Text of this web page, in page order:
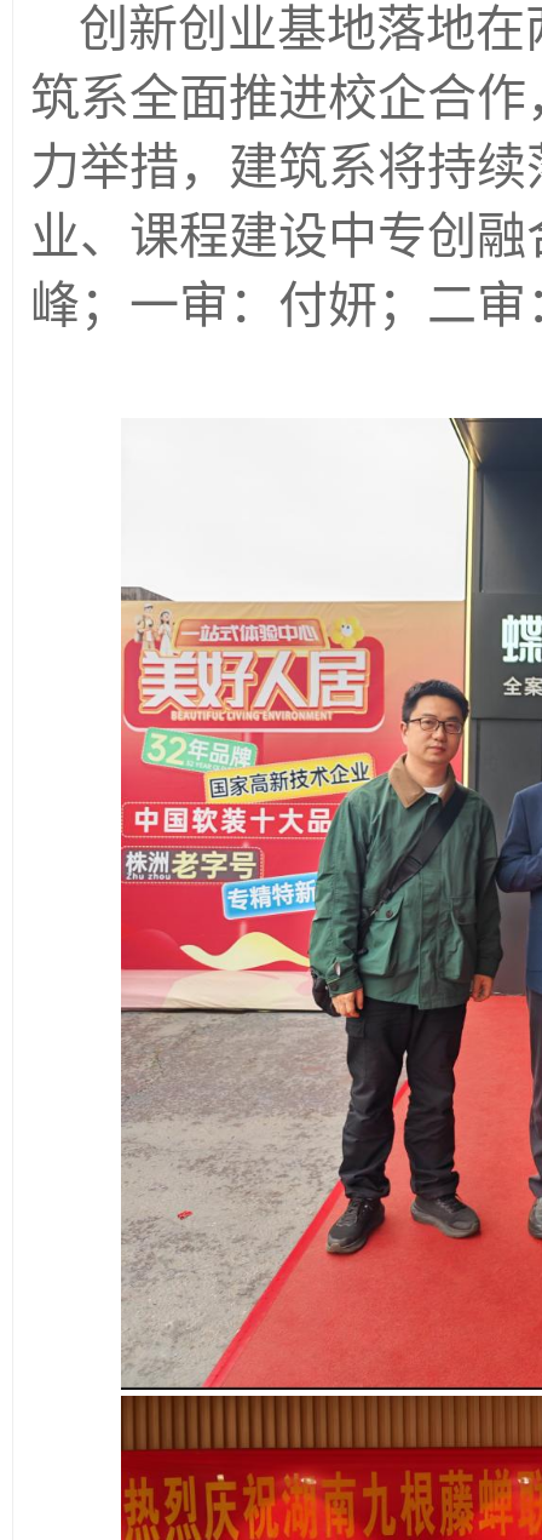
创新创业基地落地
筑系全面推进校企合
力举措，建筑系将持
业、课程建设中专创
峰；一审：付妍；二